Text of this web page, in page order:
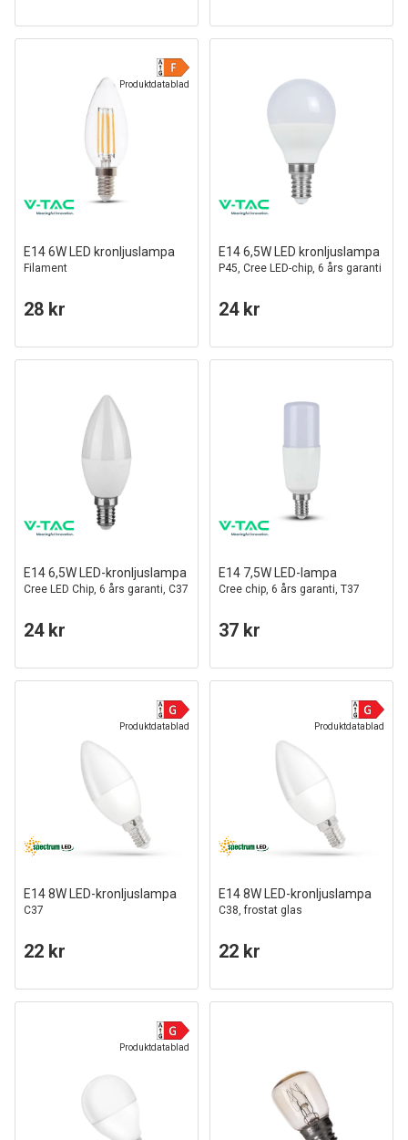
Produktdatablad
E14 6W LED kronljuslampa
Filament
28 kr
E14 6,5W LED kronljuslampa
P45, Cree LED-chip, 6 års garanti
24 kr
E14 6,5W LED-kronljuslampa
Cree LED Chip, 6 års garanti, C37
24 kr
E14 7,5W LED-lampa
Cree chip, 6 års garanti, T37
37 kr
Produktdatablad
E14 8W LED-kronljuslampa
C37
22 kr
Produktdatablad
E14 8W LED-kronljuslampa
C38, frostat glas
22 kr
Produktdatablad